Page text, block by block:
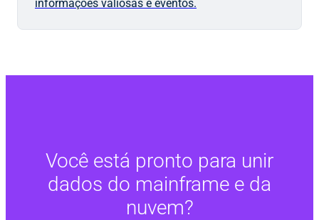
informações valiosas e eventos.
Você está pronto para unir
dados do mainframe e da
nuvem?